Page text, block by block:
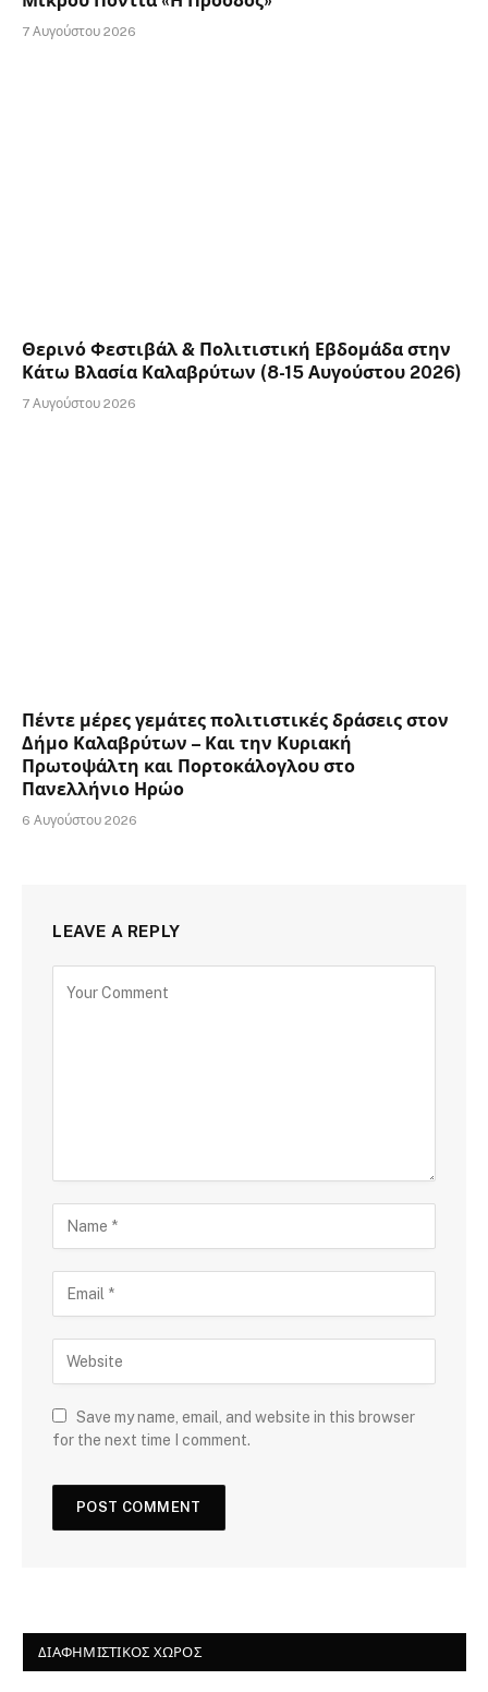
7 Αυγούστου 2026
Θερινό Φεστιβάλ & Πολιτιστική Εβδομάδα στην
Κάτω Βλασία Καλαβρύτων (8-15 Αυγούστου 2026)
7 Αυγούστου 2026
Πέντε μέρες γεμάτες πολιτιστικές δράσεις στον
Δήμο Καλαβρύτων – Και την Κυριακή
Πρωτοψάλτη και Πορτοκάλογλου στο
Πανελλήνιο Ηρώο
6 Αυγούστου 2026
LEAVE A REPLY
Save my name, email, and website in this browser
for the next time I comment.
ΔΙΑΦΗΜΙΣΤΙΚΌΣ ΧΏΡΟΣ